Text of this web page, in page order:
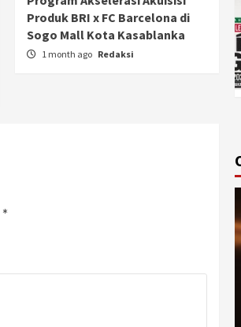
Produk BRI x FC Barcelona di
Sogo Mall Kota Kasablanka
1 month ago Redaksi
*